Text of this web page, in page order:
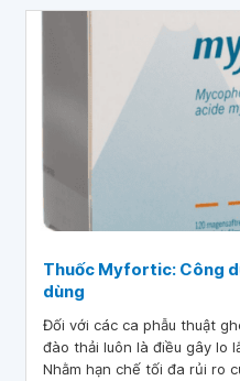
Thuốc Myfortic: Công
dùng
Đối với các ca phẫu thuật
đào thải luôn là điều gây lo
Nhằm hạn chế tối đa rủi ro